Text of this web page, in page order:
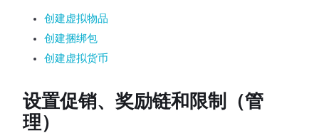
创建虚拟物品
创建捆绑包
创建虚拟货币
设置促销、奖励链和限制（管
理）